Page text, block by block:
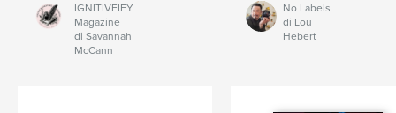
IGNITIVEIFY
Magazine
di Savannah
McCann
No Labels
di Lou
Hebert